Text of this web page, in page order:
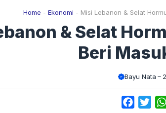
Home - Ekonomi - Misi Lebanon & Selat
& Selat
Beri
Bayu Nata